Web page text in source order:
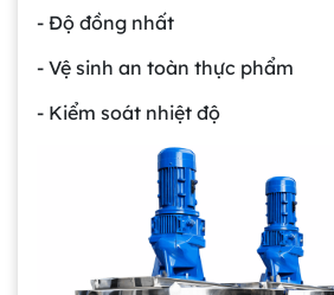
- Độ đồng nhất
- Vệ sinh an toàn thực phẩm
- Kiểm soát nhiệt độ